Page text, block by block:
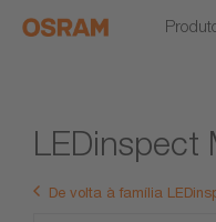
LEDinspect
De volta à família